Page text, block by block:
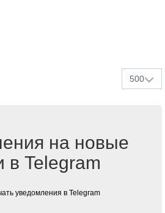
500
на новые
в Telegram
уведомления в Telegram